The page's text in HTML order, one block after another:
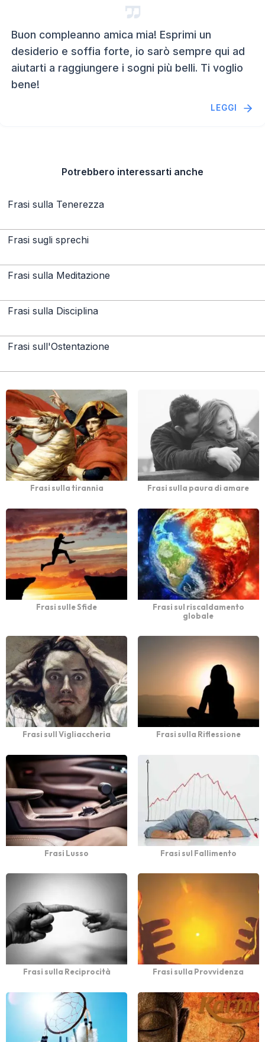
Buon compleanno amica mia! Esprimi un
desiderio e soffia forte, io sarò sempre qui ad
aiutarti a raggiungere i sogni più belli. Ti voglio
bene!
LEGGI
Potrebbero interessarti anche
Frasi sulla Tenerezza
Frasi sugli sprechi
Frasi sulla Meditazione
Frasi sulla Disciplina
Frasi sull'Ostentazione
Frasi sulla tirannia Frasi sulla paura di amare
Frasi sulle Sfide
Frasi sul riscaldamento
globale
Frasi sull Vigliaccheria Frasi sulla Riflessione
Frasi Lusso Frasi sul Fallimento
Frasi sulla Reciprocità Frasi sulla Provvidenza